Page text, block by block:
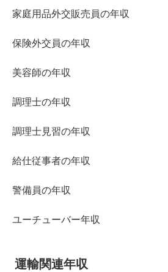
家庭用品外交販売員の年収
保険外交員の年収
美容師の年収
調理士の年収
調理士見習の年収
給仕従事者の年収
警備員の年収
ユーチューバー年収
運輸関連年収